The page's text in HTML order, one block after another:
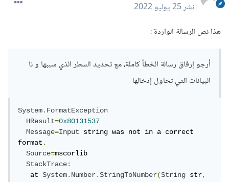
نشر25 يوليو 2022
هذا نص الرسالة الواردة :
أرجو إرفاق رسالة الخطأ كاملة، مع تحديد السطر الذي سببها و نا
البيانات التي تحاول إدخالها
System.FormatException
HResult=0x80131537
Message=Input
string was not in a correct
format.
Source=mscorlib
StackTrace:
   at
System.Number.StringToNumber(String str,